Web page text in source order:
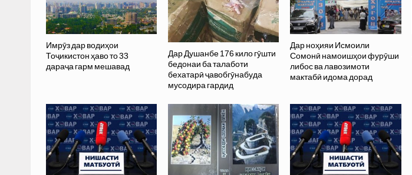
Имрӯз дар водиҳои
Тоҷикистон ҳаво то 33
дараҷа гарм мешавад
Дар Душанбе 176 кило гӯшти
бедонаи ба талаботи
бехатарӣ ҷавобгӯнабуда
мусодира гардид
Дар ноҳияи Исмоили
Сомонӣ намоишҳои фурӯши
либос ва лавозимоти
мактабӣ идома дорад